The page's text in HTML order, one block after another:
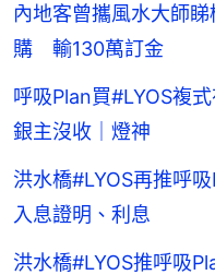
內地客曾攜風水大師
購 輸130萬訂金
呼吸Plan買#LYOS複
銀主沒收｜燈神
洪水橋#LYOS再推
入息證明、利息
洪水橋#LYOS推呼吸